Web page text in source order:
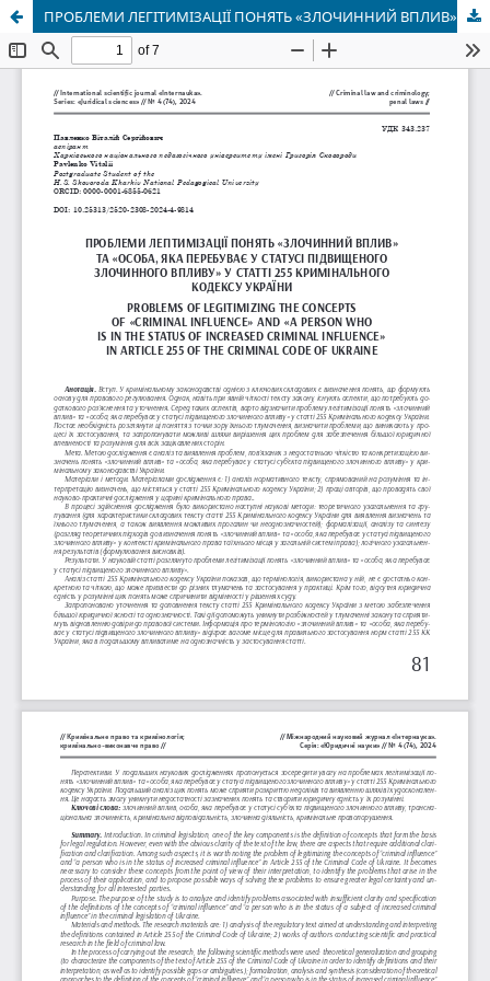
ПРОБЛЕМИ ЛЕГІТИМІЗАЦІЇ ПОНЯТЬ «ЗЛОЧИННИЙ ВПЛИВ» ТА «ОСОБА, ЯКА ПЕРЕБУВАЄ У СТАТУСІ ПІДВИЩЕНОГО ЗЛОЧИННОГО ВПЛИВУ» У СТАТТІ 255 КРИМІНАЛЬНОГО КОДЕКСУ УКРАЇНИ